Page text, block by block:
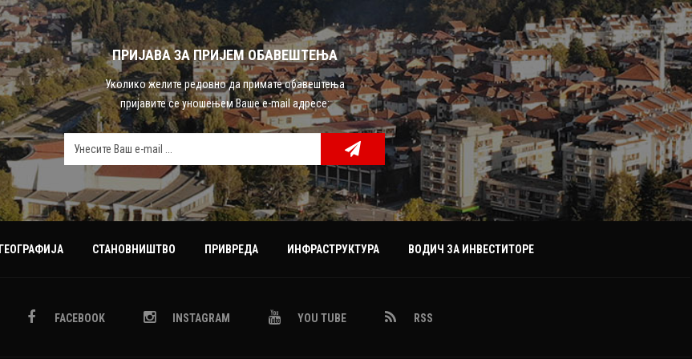
ПРИЈАВА ЗА ПРИЈЕМ ОБАВЕШТЕЊА
Уколико желите редовно да примате обавештења
пријавите се уношењем Ваше e-mail адресе:
ГЕОГРАФИЈА СТАНОВНИШТВО ПРИВРЕДА ИНФРАСТРУКТУРА ВОДИЧ ЗА ИНВЕСТИТОРЕ
FACEBOOK INSTAGRAM YOU TUBE RSS